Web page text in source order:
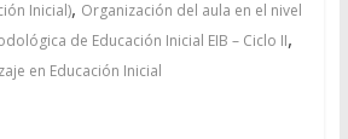
Inicial), Organización del aula en el nivel
de Educación Inicial EIB – Ciclo II,
en Educación Inicial